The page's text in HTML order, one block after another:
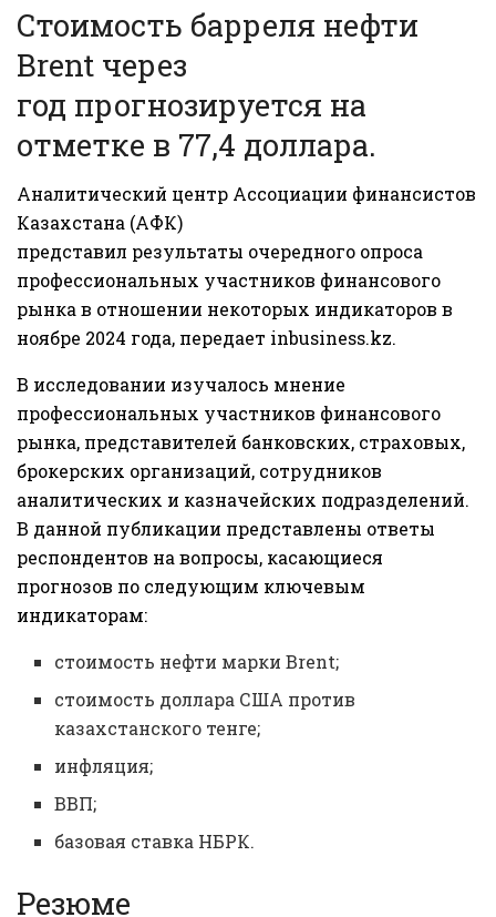
Стоимость барреля нефти
Brent через
год прогнозируется на
отметке в 77,4 доллара.
Аналитический центр Ассоциации финансистов
Казахстана (АФК)
представил результаты очередного опроса
профессиональных участников финансового
рынка в отношении некоторых индикаторов в
ноябре 2024 года, передает inbusiness.kz.
В исследовании изучалось мнение
профессиональных участников финансового
рынка, представителей банковских, страховых,
брокерских организаций, сотрудников
аналитических и казначейских подразделений.
В данной публикации представлены ответы
респондентов на вопросы, касающиеся
прогнозов по следующим ключевым
индикаторам:
стоимость нефти марки Brent;
стоимость доллара США против
казахстанского тенге;
инфляция;
ВВП;
базовая ставка НБРК.
Резюме